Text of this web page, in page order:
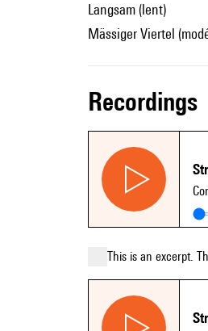
Langsam (lent)
Mässiger Viertel
recordings
This is an excerpt.